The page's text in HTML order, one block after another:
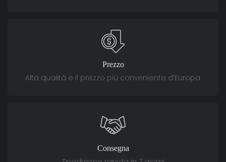
Prezzo
Alta qualità e il prezzo più conveniente d'Europa.
Consegna